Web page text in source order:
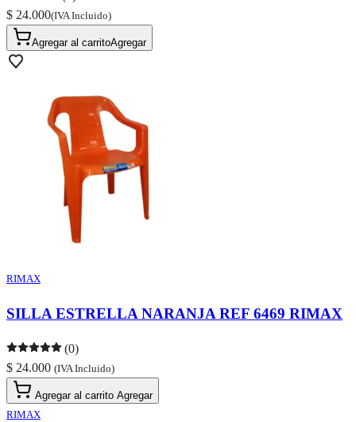
$ 24.000(IVA Incluido)
Agregar al carritoAgregar
RIMAX
SILLA ESTRELLA NARANJA REF 6469 RIMAX
(0)
$ 24.000 (IVA Incluido)
Agregar al carrito Agregar
RIMAX